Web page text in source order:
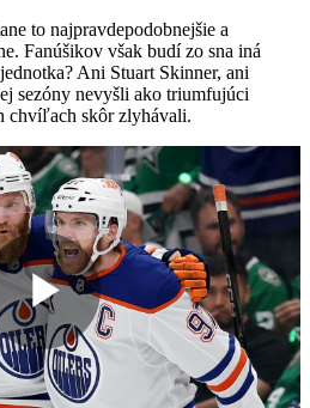
to najpravdepodobnejšie a
Fanúšikov však budí zo sna iná
Ani Stuart Skinner, ani
sezóny nevyšli ako triumfujúci
chvíľach skôr zlyhávali.
Play